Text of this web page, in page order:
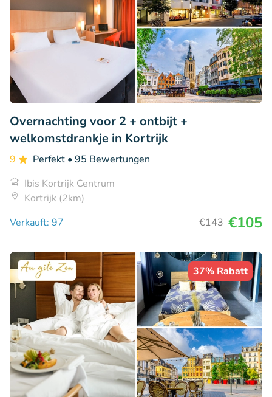
Overnachting voor 2 + ontbijt +
welkomstdrankje in Kortrijk
9 Perfekt • 95 Bewertungen
Ibis Kortrijk Centrum
Kortrijk (2km)
Verkauft: 97
€143 €105
37% Rabatt